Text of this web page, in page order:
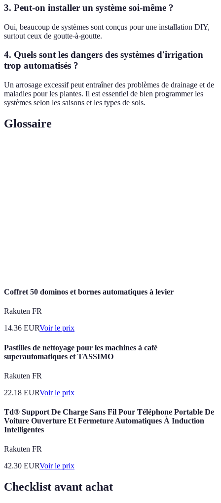
3. Peut-on installer un système soi-même ?
Oui, beaucoup de systèmes sont conçus pour une installation DIY,
surtout ceux de goutte-à-goutte.
4. Quels sont les dangers des systèmes d'irrigation
trop automatisés ?
Un arrosage excessif peut entraîner des problèmes de drainage et de
maladies pour les plantes. Il est essentiel de bien programmer les
systèmes selon les saisons et les types de sols.
Glossaire
Coffret 50 dominos et bornes automatiques à levier
Rakuten FR
14.36 EURVoir le prix
Pastilles de nettoyage pour les machines à café
superautomatiques et TASSIMO
Rakuten FR
22.18 EURVoir le prix
Td® Support De Charge Sans Fil Pour Téléphone Portable De
Voiture Ouverture Et Fermeture Automatiques À Induction
Intelligentes
Rakuten FR
42.30 EURVoir le prix
Checklist avant achat